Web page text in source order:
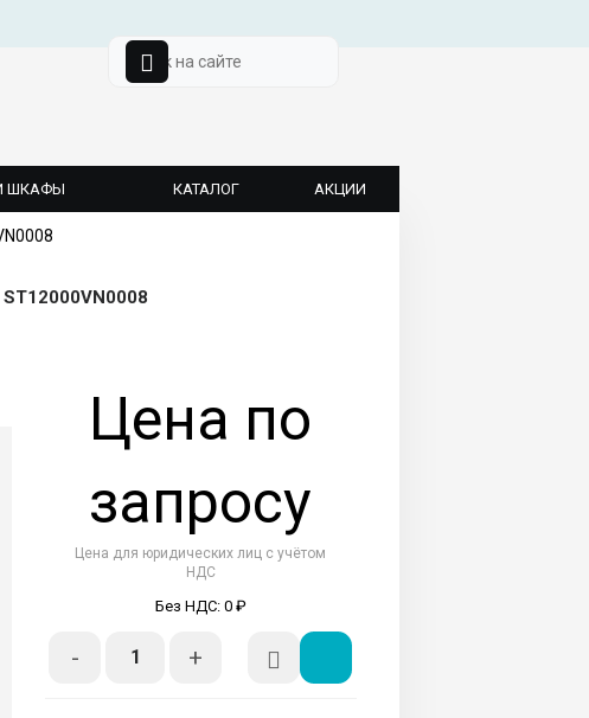
ШКАФЫ КАТАЛОГ АКЦИИ
Цена по
запросу
Цена для юридических лиц с учётом
НДС
Без НДС: 0 ₽
- +